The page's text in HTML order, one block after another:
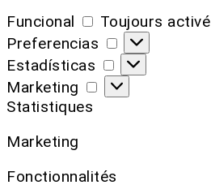
Funcional
Toujours activé
Preferencias
Estadísticas
Marketing
Statistiques
Marketing
Fonctionnalités